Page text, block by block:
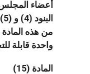
أعضاء
من هذه
واحدة قابلة
المادة (15)